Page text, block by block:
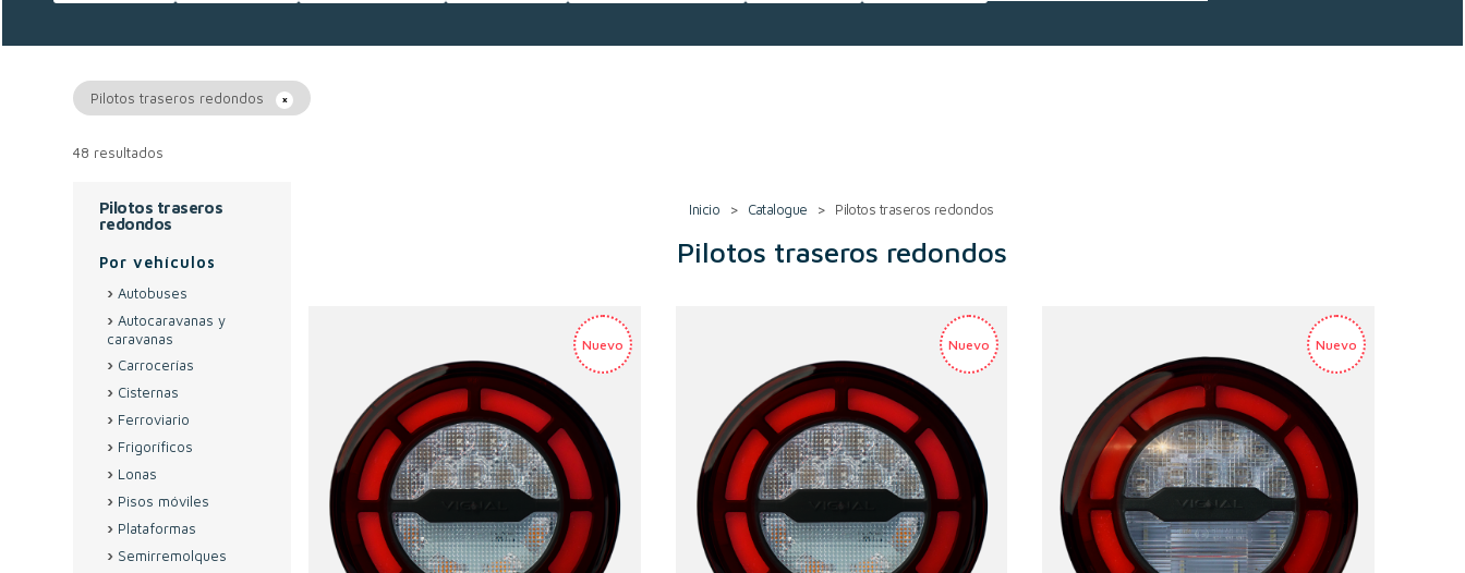
Pilotos traseros redondos
48 resultados
Pilotos traseros
redondos
Por vehículos
Autobuses
Autocaravanas y
caravanas
Carrocerías
Cisternas
Ferroviario
Frigoríficos
Lonas
Pisos móviles
Plataformas
Semirremolques
Inicio > Catalogue > Pilotos traseros redondos
Pilotos traseros redondos